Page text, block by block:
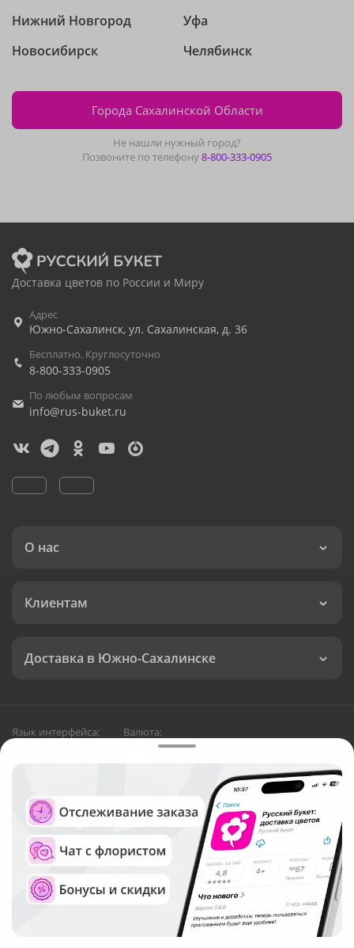
Нижний Новгород
Новосибирск
Уфа
Челябинск
Города Сахалинской Области
Не нашли нужный город?
Позвоните по телефону8-800-333-0905
Доставка цветов по России и Миру
Адрес
Южно-Сахалинск, ул. Сахалинская, д. 36
Бесплатно. Круглосуточно
8-800-333-0905
По любым вопросам
info@rus-buket.ru
О нас
Клиентам
Доставка в Южно-Сахалинске
Язык интерфейса: Валюта:
Служба круглосуточной доставки цветов в Южно-
Сахалинске
Русский Букет, 2026
Общество с ограниченной ответственностью «Технология»
ОГРН: 1195476081745, ИНН: 5410081997
Юридический адрес: г. Новосибирск, ул. Ипподромская,